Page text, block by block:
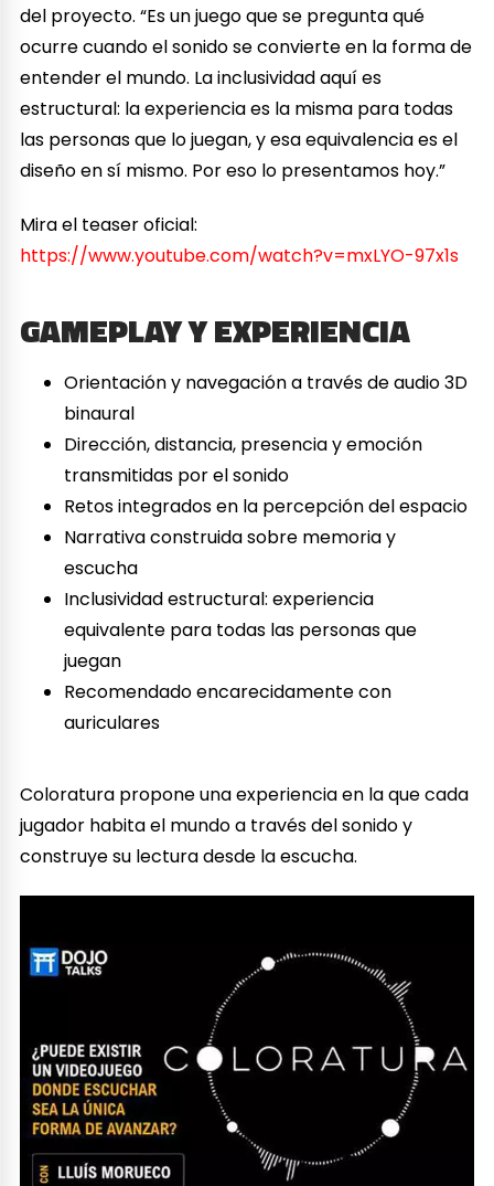
del proyecto. “Es un juego que se pregunta qué
ocurre cuando el sonido se convierte en la forma de
entender el mundo. La inclusividad aquí es
estructural: la experiencia es la misma para todas
las personas que lo juegan, y esa equivalencia es el
diseño en sí mismo. Por eso lo presentamos hoy.”
Mira el teaser oficial:
https://www.youtube.com/watch?v=mxLYO-97x1s
GAMEPLAY Y EXPERIENCIA
Orientación y navegación a través de audio 3D
binaural
Dirección, distancia, presencia y emoción
transmitidas por el sonido
Retos integrados en la percepción del espacio
Narrativa construida sobre memoria y
escucha
Inclusividad estructural: experiencia
equivalente para todas las personas que
juegan
Recomendado encarecidamente con
auriculares
Coloratura propone una experiencia en la que cada
jugador habita el mundo a través del sonido y
construye su lectura desde la escucha.